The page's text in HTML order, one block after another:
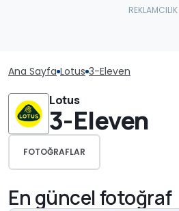
Ana Sayfa Lotus 3-Eleven
Lotus
3-Eleven
FOTOĞRAFLAR
En güncel fotoğraf